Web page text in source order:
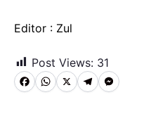
Editor : Zul
Post Views: 31
F WX T M